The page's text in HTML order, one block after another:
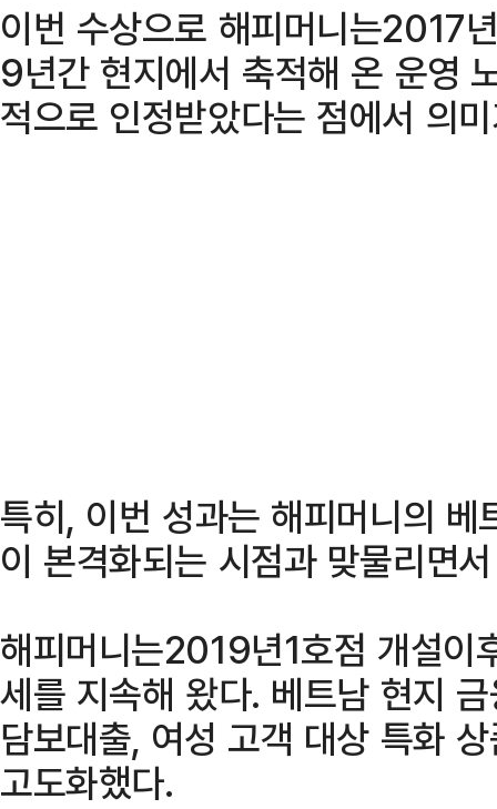
이번 수상으로 해피머니는2017
9년간 현지에서 축적해 온 운영
적으로 인정받았다는 점에서 의
특히, 이번 성과는 해피머니의
이 본격화되는 시점과 맞물리면
해피머니는2019년1호점 개설이
세를 지속해 왔다. 베트남 현지
담보대출, 여성 고객 대상 특화
고도화했다.